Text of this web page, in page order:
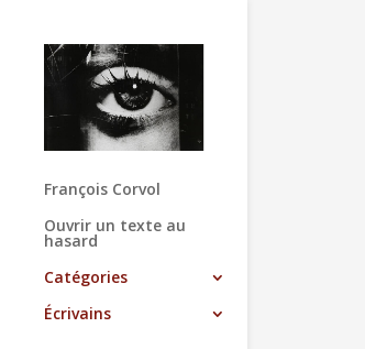
François Corvol
Ouvrir un texte au
hasard
Catégories
Écrivains